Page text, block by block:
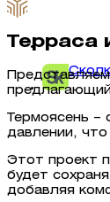
Терраса
Термоясень –
давлении,
Этот проект
будет
добавляя